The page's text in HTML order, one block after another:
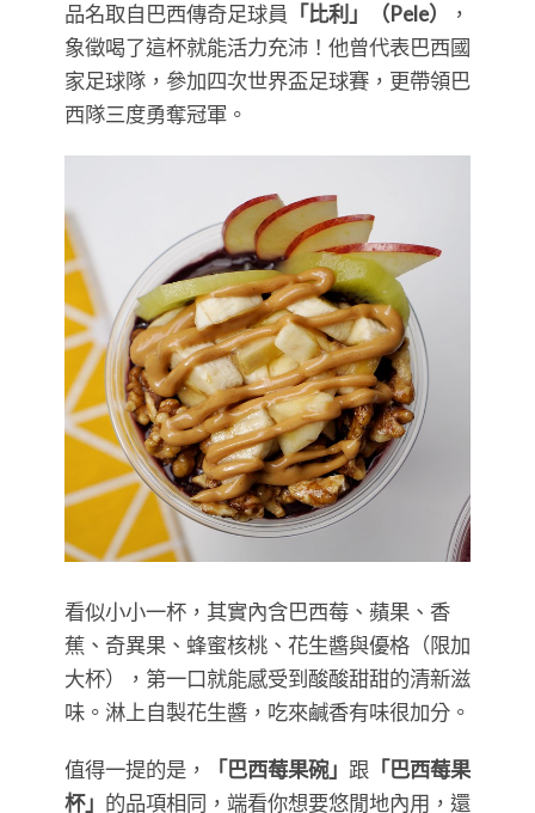
品名取自巴西傳奇足球員 「比利」（Pele）
，
象徵喝了這杯就能活力充沛！他曾代表巴西國
家足球隊，參加四次世界盃足球賽，更帶領巴
西隊三度勇奪冠軍。
看似小小一杯，其實內含巴西莓、蘋果、香
蕉、奇異果、蜂蜜核桃、花生醬與優格（限加
大杯），第一口就能感受到酸酸甜甜的清新滋
味。淋上自製花生醬，吃來鹹香有味很加分。
值得一提的是， 「巴西莓果碗」 跟 「巴西莓果
杯」 的品項相同，端看你想要悠閒地內用，還